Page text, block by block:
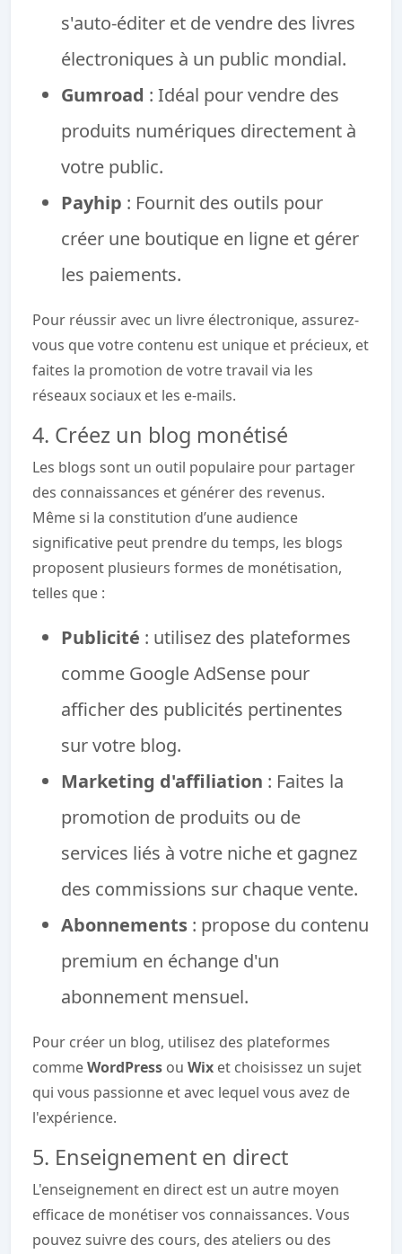
s'auto-éditer et de vendre des livres
électroniques à un public mondial.
Gumroad : Idéal pour vendre des
produits numériques directement à
votre public.
Payhip : Fournit des outils pour
créer une boutique en ligne et gérer
les paiements.
Pour réussir avec un livre électronique, assurez-
vous que votre contenu est unique et précieux, et
faites la promotion de votre travail via les
réseaux sociaux et les e-mails.
4. Créez un blog monétisé
Les blogs sont un outil populaire pour partager
des connaissances et générer des revenus.
Même si la constitution d’une audience
significative peut prendre du temps, les blogs
proposent plusieurs formes de monétisation,
telles que :
Publicité : utilisez des plateformes
comme Google AdSense pour
afficher des publicités pertinentes
sur votre blog.
Marketing d'affiliation : Faites la
promotion de produits ou de
services liés à votre niche et gagnez
des commissions sur chaque vente.
Abonnements : propose du contenu
premium en échange d'un
abonnement mensuel.
Pour créer un blog, utilisez des plateformes
commeWordPress ou Wix et choisissez un sujet
qui vous passionne et avec lequel vous avez de
l'expérience.
5. Enseignement en direct
L'enseignement en direct est un autre moyen
efficace de monétiser vos connaissances. Vous
pouvez suivre des cours, des ateliers ou des